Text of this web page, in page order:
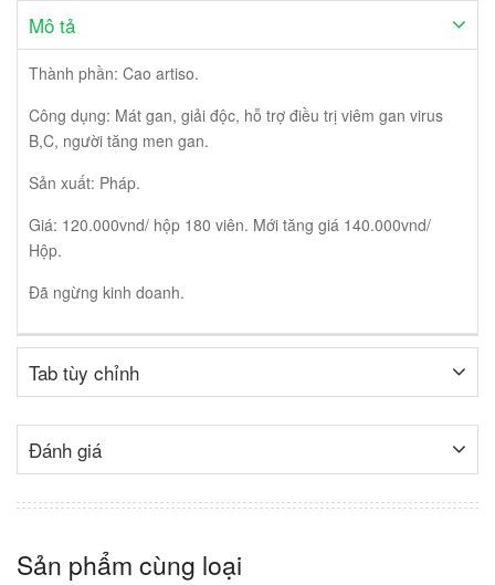
Mô tả
Thành phần: Cao artiso.
Công dụng: Mát gan, giải độc, hỗ trợ điều trị viêm gan virus
B,C, người tăng men gan.
Sản xuất: Pháp.
Giá: 120.000vnd/ hộp 180 viên. Mới tăng giá 140.000vnd/
Hộp.
Đã ngừng kinh doanh.
Tab tùy chỉnh
Đánh giá
Sản phẩm cùng loại